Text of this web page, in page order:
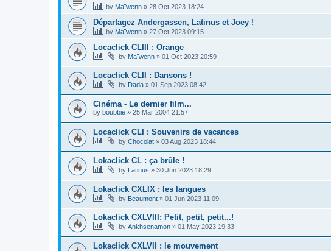
by Maïwenn » 28 Oct 2023 18:24
Départagez Andergassen, Latinus et Joey !
by Maïwenn » 27 Oct 2023 09:15
Locaclick CLIII : Orange
by Maïwenn » 01 Oct 2023 20:59
Locaclick CLII : Dansons !
by Dada » 01 Sep 2023 08:42
Cinéma - Le dernier film...
by boubbie » 25 Mar 2004 21:57
Locaclick CLI : Souvenirs de vacances
by Chocolat » 03 Aug 2023 18:44
Lokaclick CL : ça brûle !
by Latinus » 30 Jun 2023 18:29
Lokaclick CXLIX : les langues
by Beaumont » 01 Jun 2023 11:09
Lokaclick CXLVIII: Petit, petit, petit...!
by Ankhsenamon » 01 May 2023 19:33
Lokaclick CXLVII : le mouvement